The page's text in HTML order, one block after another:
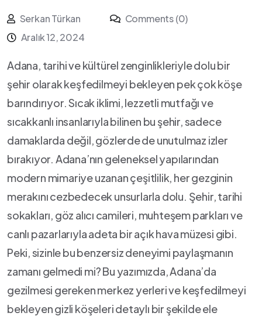
Serkan Türkan
Comments (0)
Aralık 12, 2024
Adana, tarihi ve kültürel zenginlikleriyle ⁢dolu bir
şehir olarak keşfedilmeyi bekleyen pek çok köşe
barındırıyor. Sıcak iklimi, lezzetli ‍mutfağı ve
sıcakkanlı insanlarıyla bilinen bu şehir, sadece
damaklarda​ değil, gözlerde ⁢de unutulmaz‍ izler
bırakıyor. Adana’nın geleneksel⁤ yapılarından
‌modern mimariye uzanan çeşitlilik, her gezginin
merakını cezbedecek unsurlarla dolu. Şehir, tarihi
sokakları, göz alıcı ⁤camileri, muhteşem parkları ve​
canlı pazarlarıyla adeta bir açık hava⁢ müzesi gibi.
Peki,⁣ sizinle bu benzersiz deneyimi ‌paylaşmanın
zamanı ‌gelmedi mi? Bu yazımızda, Adana’da
gezilmesi gereken merkez yerleri ve keşfedilmeyi
bekleyen gizli köşeleri detaylı bir şekilde ele